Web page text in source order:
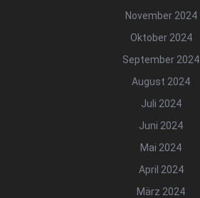
November 2024
Oktober 2024
September 2024
August 2024
Juli 2024
Juni 2024
Mai 2024
April 2024
März 2024